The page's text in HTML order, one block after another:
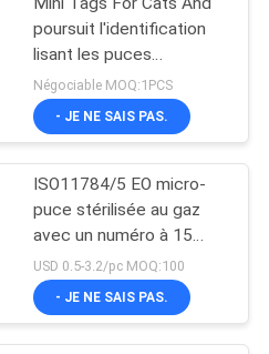
poursuit l'identification
lisant les puces
injectables sous la peau
IP67
Négociable MOQ:1PCS
- JE NE SAIS PAS.
ISO11784/5 EO micro-
puce stérilisée au gaz
avec un numéro à 15
chiffres comme numéro
d'identification animale
USD 0.5-3.2/pc MOQ:100
- JE NE SAIS PAS.